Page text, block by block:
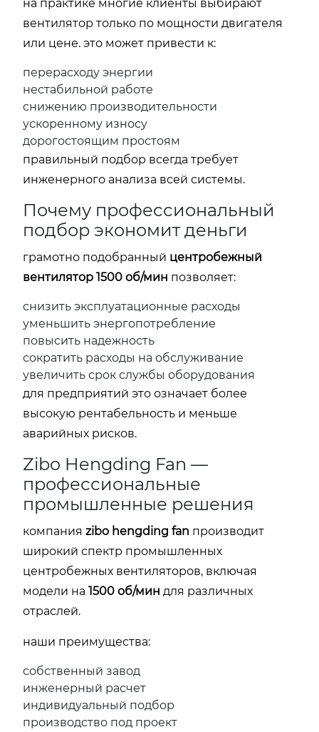
на практике многие клиенты выбирают
вентилятор только по мощности двигателя
или цене. это может привести к:
перерасходу энергии
нестабильной работе
снижению производительности
ускоренному износу
дорогостоящим простоям
правильный подбор всегда требует
инженерного анализа всей системы.
Почему профессиональный
подбор экономит деньги
грамотно подобранный центробежный
вентилятор 1500 об/мин позволяет:
снизить эксплуатационные расходы
уменьшить энергопотребление
повысить надежность
сократить расходы на обслуживание
увеличить срок службы оборудования
для предприятий это означает более
высокую рентабельность и меньше
аварийных рисков.
Zibo Hengding Fan —
профессиональные
промышленные решения
компания zibo hengding fan производит
широкий спектр промышленных
центробежных вентиляторов, включая
модели на 1500 об/мин для различных
отраслей.
наши преимущества:
собственный завод
инженерный расчет
индивидуальный подбор
производство под проект